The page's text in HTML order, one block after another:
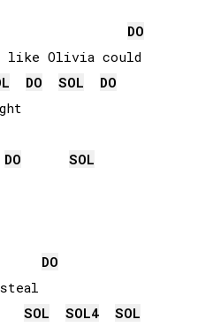
DO
like Olivia could
DO SOL
DO
DO SOL
DO
SOL
SOL4
SOL